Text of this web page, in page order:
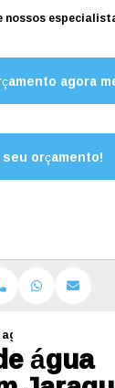
nossos
agora
seu orçamento!
eletronico
água